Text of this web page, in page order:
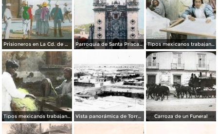
Prisioneros en La Cd. de Mexico Parroquia de Santa Prisca Por el fotografo Charles Waite Tipos mexicanos trabajando el Henquen Yucatan Mexico por el fotografo C B Waite
Tipos mexicanos trabajando el Henquen Yucatan Mexico por el fotografo C B Waite Vista panorámica de Torreón (Bain News Service, 1912) Carroza de un Funeral